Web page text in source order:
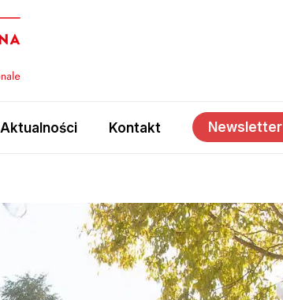
Aktualności Kontakt Newsletter